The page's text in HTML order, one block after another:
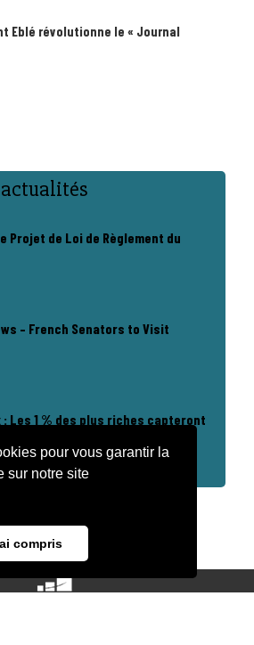
pour vous garantir la
sur notre site
compris
Eblé révolutionne le « Journal
Projet de Loi de Règlement du
– French Senators to Visit
: Les 1 % des plus riches capteront